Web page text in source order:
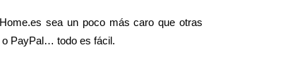
sea un poco más caro que otras
o PayPal… todo es fácil.